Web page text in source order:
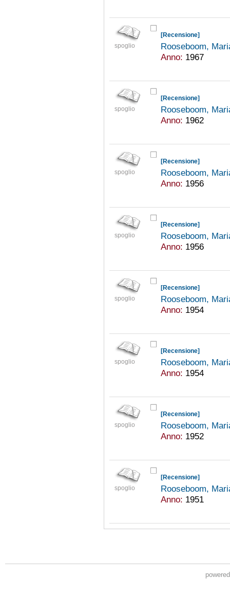
spoglio
[Recensione]
Rooseboom,
Anno: 1967
spoglio
[Recensione]
Rooseboom,
Anno: 1962
spoglio
[Recensione]
Rooseboom,
Anno: 1956
spoglio
[Recensione]
Rooseboom,
Anno: 1956
spoglio
[Recensione]
Rooseboom,
Anno: 1954
spoglio
[Recensione]
Rooseboom,
Anno: 1954
spoglio
[Recensione]
Rooseboom,
Anno: 1952
spoglio
[Recensione]
Rooseboom,
Anno: 1951